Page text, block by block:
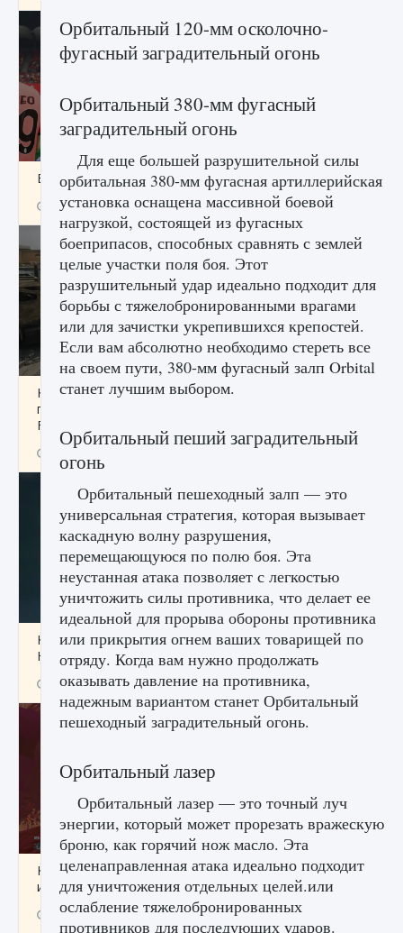
Входят ли «Милан» и «Интер» в EA FC 25
9 августа 2024 2 064 0 1
Как исправить текстовую ошибку
пользовательского интерфейса Delta
Force Hawk Ops
9 августа 2024 0
Как проверить статус сервера Delta Force
Hawk Ops
9 августа 2024 1 286 0 0
Как приручить существ джунглей Нари в
игре Creatures of Ava
9 августа 2024 1 218 0 0
Орбитальный 120-мм осколочно-
фугасный заградительный огонь
Орбитальный 380-мм фугасный
заградительный огонь
Для еще большей разрушительной силы
орбитальная 380-мм фугасная артиллерийская
установка оснащена массивной боевой
нагрузкой, состоящей из фугасных
боеприпасов, способных сравнять с землей
целые участки поля боя. Этот
разрушительный удар идеально подходит для
борьбы с тяжелобронированными врагами
или для зачистки укрепившихся крепостей.
Если вам абсолютно необходимо стереть все
на своем пути, 380-мм фугасный залп Orbital
станет лучшим выбором.
Орбитальный пеший заградительный
огонь
Орбитальный пешеходный залп — это
универсальная стратегия, которая вызывает
каскадную волну разрушения,
перемещающуюся по полю боя. Эта
неустанная атака позволяет с легкостью
уничтожить силы противника, что делает ее
идеальной для прорыва обороны противника
или прикрытия огнем ваших товарищей по
отряду. Когда вам нужно продолжать
оказывать давление на противника,
надежным вариантом станет Орбитальный
пешеходный заградительный огонь.
Орбитальный лазер
Орбитальный лазер — это точный луч
энергии, который может прорезать вражескую
броню, как горячий нож масло. Эта
целенаправленная атака идеально подходит
для уничтожения отдельных целей.или
ослабление тяжелобронированных
противников для последующих ударов.